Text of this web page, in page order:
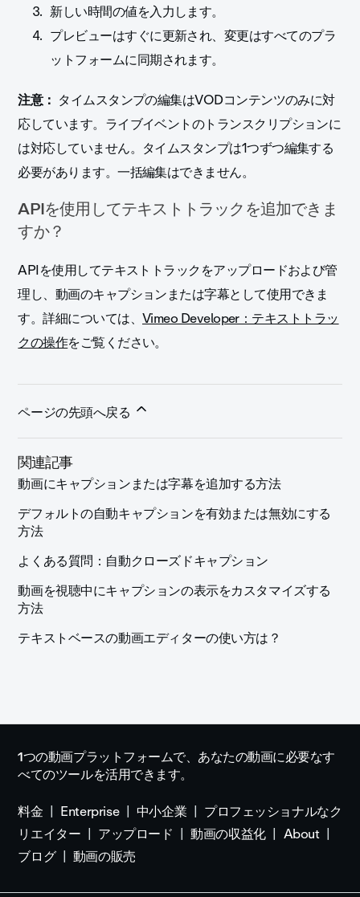
新しい時間の値を入力します。
プレビューはすぐに更新され、変更はすべてのプラ
ットフォームに同期されます。
注意： タイムスタンプの編集はVODコンテンツのみに対
応しています。ライブイベントのトランスクリプションに
は対応していません。タイムスタンプは1つずつ編集する
必要があります。一括編集はできません。
APIを使用してテキストトラックを追加できま
すか？
APIを使用してテキストトラックをアップロードおよび管
理し、動画のキャプションまたは字幕として使用できま
す。詳細については、 Vimeo Developer：テキストトラッ
クの操作をご覧ください。
ページの先頭へ戻る
関連記事
動画にキャプションまたは字幕を追加する方法
デフォルトの自動キャプションを有効または無効にする
方法
よくある質問：自動クローズドキャプション
動画を視聴中にキャプションの表示をカスタマイズする
方法
テキストベースの動画エディターの使い方は？
1つの動画プラットフォームで、あなたの動画に必要なす
べてのツールを活用できます。
料金
Enterprise 中小企業
プロフェッショナルなク
リエイター
アップロード 動画の収益化
About
ブログ
動画の販売